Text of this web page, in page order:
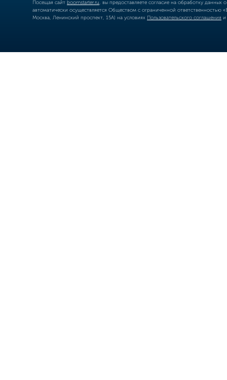
Посещая сайт boomstarter.ru , вы предоставляете согласие на обработку
автоматически осуществляется Обществом с ограниченной
Москва, Ленинский проспект, 15А) на условиях Пользовательского соглашения и